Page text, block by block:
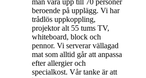
beroende på upplägg. Vi har
trådlös uppkoppling,
projektor alt 55 tums TV,
whiteboard, block och
pennor. Vi serverar vällagad
mat som alltid går att anpassa
efter allergier och
specialkost. Vår tanke är att